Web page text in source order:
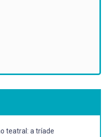
teatral: a tríade